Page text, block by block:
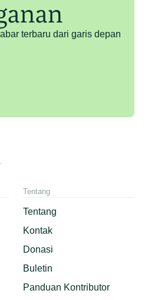
terbaru dari garis depan
Tentang
Tentang
Kontak
Donasi
Buletin
Panduan Kontributor